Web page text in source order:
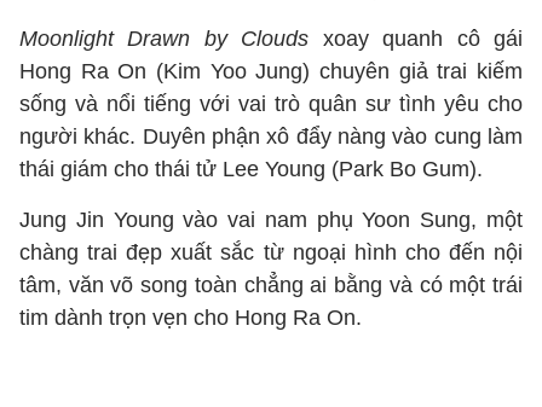
Moonlight Drawn by Clouds xoay quanh cô gái
Hong Ra On (Kim Yoo Jung) chuyên giả trai kiếm
sống và nổi tiếng với vai trò quân sư tình yêu cho
người khác. Duyên phận xô đẩy nàng vào cung làm
thái giám cho thái tử Lee Young (Park Bo Gum).
Jung Jin Young vào vai nam phụ Yoon Sung, một
chàng trai đẹp xuất sắc từ ngoại hình cho đến nội
tâm, văn võ song toàn chẳng ai bằng và có một trái
tim dành trọn vẹn cho Hong Ra On.